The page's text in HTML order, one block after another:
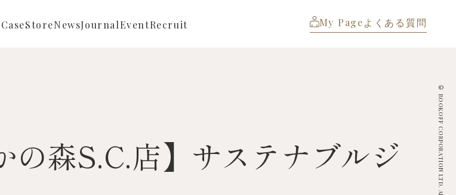
CaseStoreNewsJournalEventRecruit My Pageよくある質問
の森S.C.店】サステナブルジ